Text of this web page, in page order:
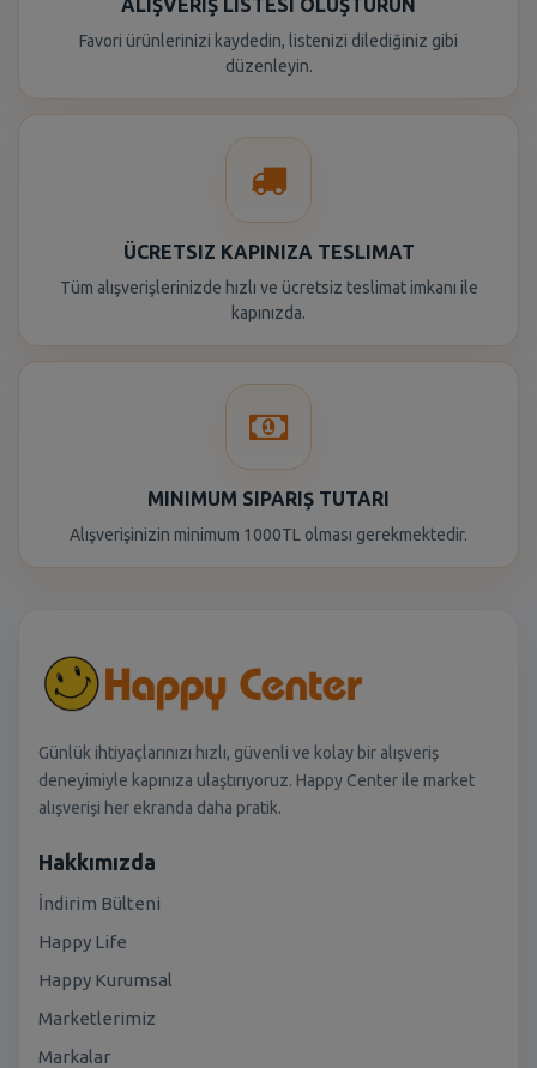
ALIŞVERIŞ LISTESI OLUŞTURUN
Favori ürünlerinizi kaydedin, listenizi dilediğiniz gibi
düzenleyin.
ÜCRETSIZ KAPINIZA TESLIMAT
Tüm alışverişlerinizde hızlı ve ücretsiz teslimat imkanı ile
kapınızda.
MINIMUM SIPARIŞ TUTARI
Alışverişinizin minimum 1000TL olması gerekmektedir.
Günlük ihtiyaçlarınızı hızlı, güvenli ve kolay bir alışveriş
deneyimiyle kapınıza ulaştırıyoruz. Happy Center ile market
alışverişi her ekranda daha pratik.
Hakkımızda
İndirim Bülteni
Happy Life
Happy Kurumsal
Marketlerimiz
Markalar